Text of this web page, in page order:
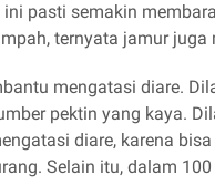
pasti semakin
ternyata jamur
mengatasi diare.
pektin yang kaya.
diare, karena
Selain itu, dalam